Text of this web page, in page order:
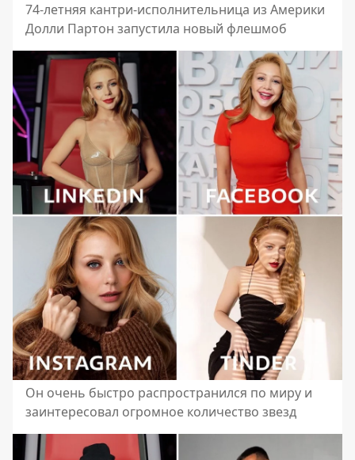
74-летняя кантри-исполнительница из Америки
Долли Партон запустила новый флешмоб
Он очень быстро распространился по миру и
заинтересовал огромное количество звезд